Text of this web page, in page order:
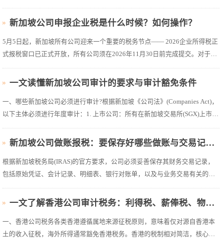
2026年4月至6月的企业，GST申报截止日期为2026年7月31日。新加坡GST是
什么?企业为什么需要关注?商品及服务税(GST)是新加坡针对商品和服务消费
新加坡公司申报企业税是什么时候？如何操作？
5月5日起，新加坡所有公司迎来一个重要的税务节点—— 2026企业所得税正
式报税窗口已正式开放，所有公司须在2026年11月30日前完成提交。对于在
新加坡经营公司的人士而言，税务合规不仅关乎法律责任，更直接影响到公
司信用与长期合规记录。一、5月5日开启报税窗口，报的是什么时候的税?新
一文读懂新加坡公司审计的要求与审计豁免条件
一、哪些新加坡公司必须进行审计?根据新加坡《公司法》(Companies Act)，
以下主体必须进行年度审计：1. 上市公司：所有在新加坡交易所(SGX)上市的
公司必须进行审计。2. 大型公司：满足以下任意两项条件的公司：- 年收入超
过 1000万新元;- 总资产超过 1000万新元;- 员工人数超过 50人。3. 外...
新加坡公司做账报税：要保存好哪些做账与交易记录？
根据新加坡税务局(IRAS)的官方要求，公司必须妥善保存其财务交易记录，
包括原始凭证、会计记录、明细表、银行对账单，以及与业务交易有关的其
他记录，而且通常需要至少保存 5 年。更重要的是，这些资料可以电子化保
存，但前提不是“存进电脑就行”，而是必须做到可读取、可追溯、可验证、一文了解香港公司审计税务：利得税、薪俸税、物业税
一、香港公司税务各类香港遵循属地来源征税原则，意味着仅对源自香港本
土的收入征税，海外所得通常豁免香港税务。香港的税制相对简洁，核心税